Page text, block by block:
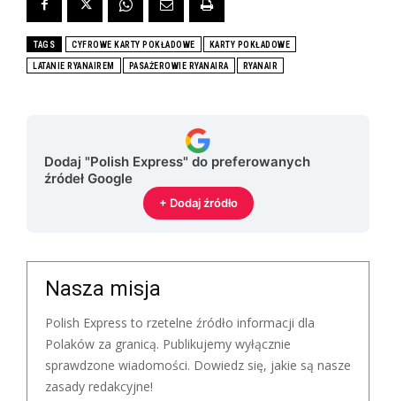
TAGS CYFROWE KARTY POKŁADOWE KARTY POKŁADOWE
LATANIE RYANAIREM PASAŻEROWIE RYANAIRA RYANAIR
Dodaj "Polish Express" do preferowanych
źródeł Google
+ Dodaj źródło
Nasza misja
Polish Express to rzetelne źródło informacji dla
Polaków za granicą. Publikujemy wyłącznie
sprawdzone wiadomości. Dowiedz się, jakie są nasze
zasady redakcyjne!